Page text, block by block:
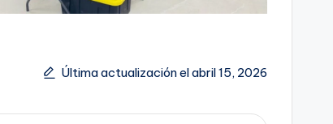
Última actualización el abril 15, 2026